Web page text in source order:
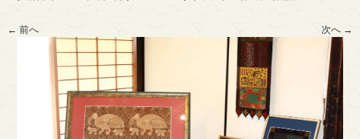
← 前へ 次へ →